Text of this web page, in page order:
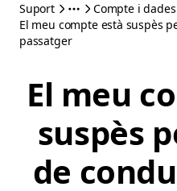
Suport
Compte i dades
El meu compte està suspès
passatger
El meu
suspès
de